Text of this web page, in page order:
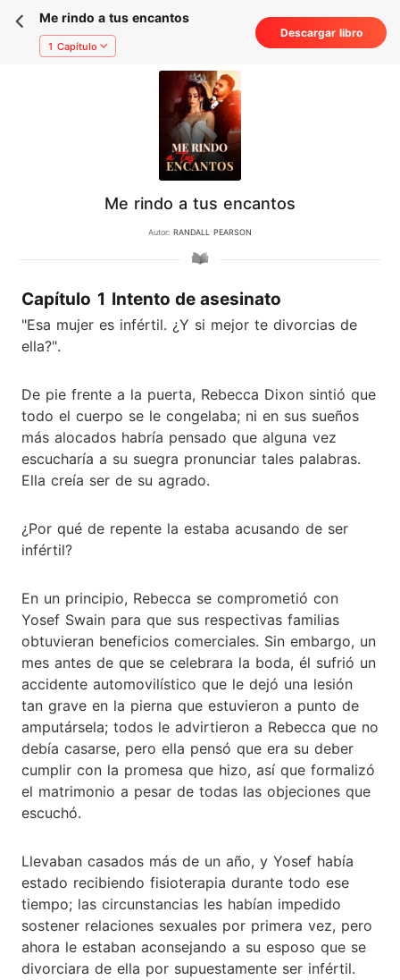
Me rindo a tus encantos
1 Capítulo
Descargar libro
Me rindo a tus encantos
Autor: RANDALL PEARSON
Capítulo 1 Intento de asesinato
"Esa mujer es infértil. ¿Y si mejor te divorcias de
ella?".
De pie frente a la puerta, Rebecca Dixon sintió que
todo el cuerpo se le congelaba; ni en sus sueños
más alocados habría pensado que alguna vez
escucharía a su suegra pronunciar tales palabras.
Ella creía ser de su agrado.
¿Por qué de repente la estaba acusando de ser
infértil?
En un principio, Rebecca se comprometió con
Yosef Swain para que sus respectivas familias
obtuvieran beneficios comerciales. Sin embargo, un
mes antes de que se celebrara la boda, él sufrió un
accidente automovilístico que le dejó una lesión
tan grave en la pierna que estuvieron a punto de
amputársela; todos le advirtieron a Rebecca que no
debía casarse, pero ella pensó que era su deber
cumplir con la promesa que hizo, así que formalizó
el matrimonio a pesar de todas las objeciones que
escuchó.
Llevaban casados más de un año, y Yosef había
estado recibiendo fisioterapia durante todo ese
tiempo; las circunstancias les habían impedido
sostener relaciones sexuales por primera vez, pero
ahora le estaban aconsejando a su esposo que se
divorciara de ella por supuestamente ser infértil.